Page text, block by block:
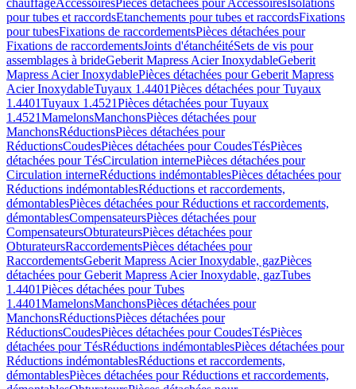
chauffageAccessoiresPièces détachées pour AccessoiresIsolations
pour tubes et raccordsEtanchements pour tubes et raccordsFixations
pour tubesFixations de raccordementsPièces détachées pour
Fixations de raccordementsJoints d'étanchéitéSets de vis pour
assemblages à brideGeberit Mapress Acier InoxydableGeberit
Mapress Acier InoxydablePièces détachées pour Geberit Mapress
Acier InoxydableTuyaux 1.4401Pièces détachées pour Tuyaux
1.4401Tuyaux 1.4521Pièces détachées pour Tuyaux
1.4521MamelonsManchonsPièces détachées pour
ManchonsRéductionsPièces détachées pour
RéductionsCoudesPièces détachées pour CoudesTésPièces
détachées pour TésCirculation internePièces détachées pour
Circulation interneRéductions indémontablesPièces détachées pour
Réductions indémontablesRéductions et raccordements,
démontablesPièces détachées pour Réductions et raccordements,
démontablesCompensateursPièces détachées pour
CompensateursObturateursPièces détachées pour
ObturateursRaccordementsPièces détachées pour
RaccordementsGeberit Mapress Acier Inoxydable, gazPièces
détachées pour Geberit Mapress Acier Inoxydable, gazTubes
1.4401Pièces détachées pour Tubes
1.4401MamelonsManchonsPièces détachées pour
ManchonsRéductionsPièces détachées pour
RéductionsCoudesPièces détachées pour CoudesTésPièces
détachées pour TésRéductions indémontablesPièces détachées pour
Réductions indémontablesRéductions et raccordements,
démontablesPièces détachées pour Réductions et raccordements,